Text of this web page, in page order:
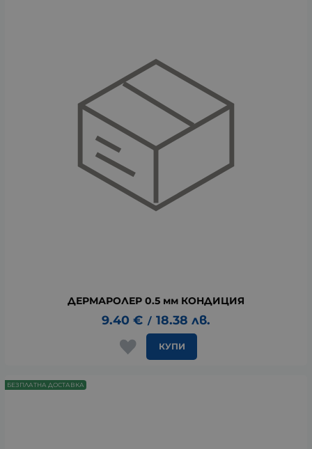
ДЕРМАРОЛЕР 0.5 мм КОНДИЦИЯ
9.40 € / 18.38 лв.
КУПИ
БЕЗПЛАТНА ДОСТАВКА